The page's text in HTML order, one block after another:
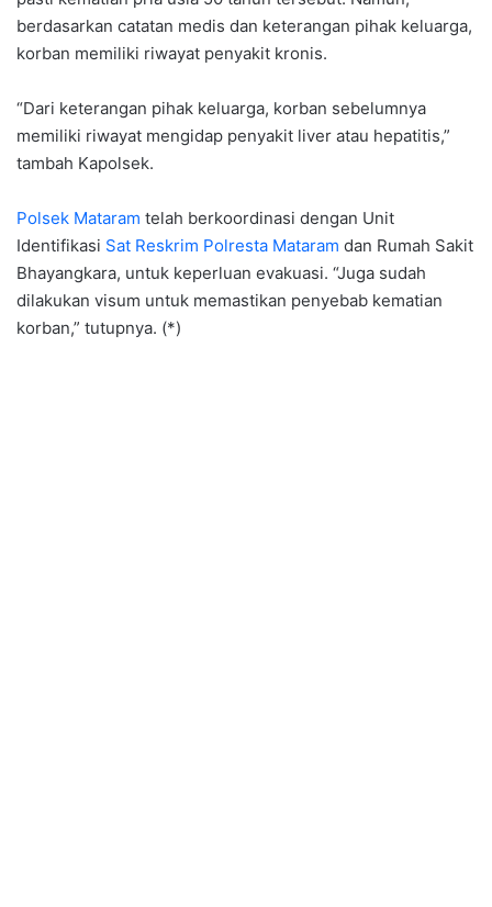
berdasarkan catatan medis dan keterangan pihak keluarga,
korban memiliki riwayat penyakit kronis.
“Dari keterangan pihak keluarga, korban sebelumnya
memiliki riwayat mengidap penyakit liver atau hepatitis,”
tambah Kapolsek.
Polsek Mataram telah berkoordinasi dengan Unit
Identifikasi Sat Reskrim Polresta Mataram dan Rumah Sakit
Bhayangkara, untuk keperluan evakuasi. “Juga sudah
dilakukan visum untuk memastikan penyebab kematian
korban,” tutupnya. (*)